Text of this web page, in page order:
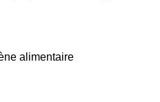
alimentaire